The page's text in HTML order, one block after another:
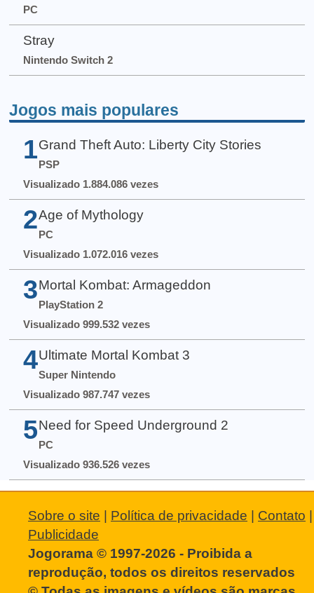
PC
Stray
Nintendo Switch 2
Jogos mais populares
1 Grand Theft Auto: Liberty City Stories
PSP
Visualizado 1.884.086 vezes
2 Age of Mythology
PC
Visualizado 1.072.016 vezes
3 Mortal Kombat: Armageddon
PlayStation 2
Visualizado 999.532 vezes
4 Ultimate Mortal Kombat 3
Super Nintendo
Visualizado 987.747 vezes
5 Need for Speed Underground 2
PC
Visualizado 936.526 vezes
Sobre o site | Política de privacidade | Contato |
Publicidade
Jogorama © 1997-2026 - Proibida a
reprodução, todos os direitos reservados